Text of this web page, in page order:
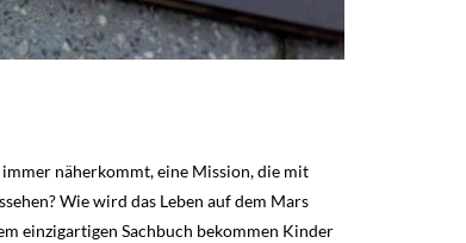
näherkommt, eine Mission, die mit
Wie wird das Leben auf dem Mars
einzigartigen Sachbuch bekommen Kinder